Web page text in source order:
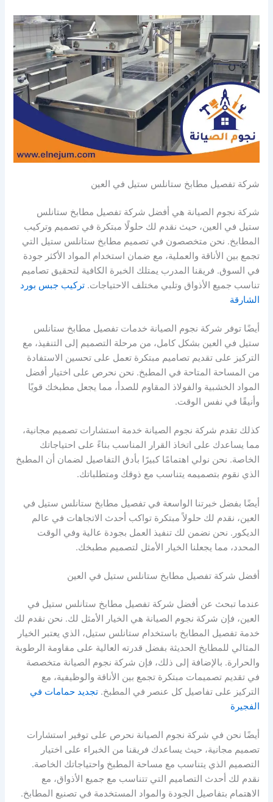
شركة تفصيل مطابخ ستانلس ستيل في العين
شركة نجوم الصيانة هي أفضل شركة تفصيل مطابخ ستانلس
ستيل في العين، حيث نقدم لك حلولًا مبتكرة في تصميم وتركيب
المطابخ. نحن متخصصون في تصميم مطابخ ستانلس ستيل التي
تجمع بين الأناقة والعملية، مع ضمان استخدام المواد الأكثر جودة
في السوق. فريقنا المدرب يمتلك الخبرة الكافية لتحقيق تصاميم
تناسب جميع الأذواق وتلبي مختلف الاحتياجات.تركيب جبس بورد
الشارقة
أيضًا توفر شركة نجوم الصيانة خدمات تفصيل مطابخ ستانلس
ستيل في العين بشكل كامل، من مرحلة التصميم إلى التنفيذ، مع
التركيز على تقديم تصاميم مبتكرة تعمل على تحسين الاستفادة
من المساحة المتاحة في المطبخ. نحن نحرص على اختيار أفضل
المواد الخشبية والفولاذ المقاوم للصدأ، مما يجعل مطبخك قويًا
وأنيقًا في نفس الوقت.
كذلك تقدم شركة نجوم الصيانة خدمة استشارات تصميم مجانية،
مما يساعدك على اتخاذ القرار المناسب بناءً على احتياجاتك
الخاصة. نحن نولي اهتمامًا كبيرًا بأدق التفاصيل لضمان أن المطبخ
الذي نقوم بتصميمه يتناسب مع ذوقك ومتطلباتك.
أيضًا بفضل خبرتنا الواسعة في تفصيل مطابخ ستانلس ستيل في
العين، نقدم لك حلولاً مبتكرة تواكب أحدث الاتجاهات في عالم
الديكور. نحن نضمن لك تنفيذ العمل بجودة عالية وفي الوقت
المحدد، مما يجعلنا الخيار الأمثل لتصميم مطبخك.
أفضل شركة تفصيل مطابخ ستانلس ستيل في العين
عندما تبحث عن أفضل شركة تفصيل مطابخ ستانلس ستيل في
العين، فإن شركة نجوم الصيانة هي الخيار الأمثل لك. نحن نقدم لك
خدمة تفصيل المطابخ باستخدام ستانلس ستيل، الذي يعتبر الخيار
المثالي للمطابخ الحديثة بفضل قدرته العالية على مقاومة الرطوبة
والحرارة. بالإضافة إلى ذلك، فإن شركة نجوم الصيانة متخصصة
في تقديم تصميمات مبتكرة تجمع بين الأناقة والوظيفية، مع
التركيز على تفاصيل كل عنصر في المطبخ.تجديد حمامات في
الفجيرة
أيضًا نحن في شركة نجوم الصيانة نحرص على توفير استشارات
تصميم مجانية، حيث يساعدك فريقنا من الخبراء على اختيار
التصميم الذي يتناسب مع مساحة المطبخ واحتياجاتك الخاصة.
نقدم لك أحدث التصاميم التي تتناسب مع جميع الأذواق، مع
الاهتمام بتفاصيل الجودة والمواد المستخدمة في تصنيع المطابخ.